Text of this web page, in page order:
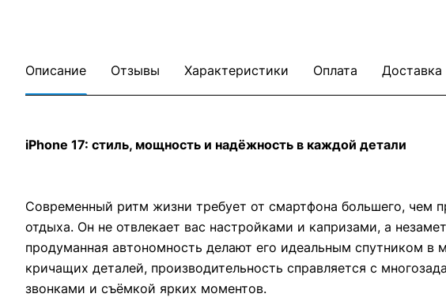
Описание Отзывы Характеристики Оплата Доставка
iPhone 17: стиль, мощность и надёжность в каждой детали
Современный ритм жизни требует от смартфона большего, чем
отдыха. Он не отвлекает вас настройками и капризами, а
продуманная автономность делают его идеальным спутником в
кричащих деталей, производительность справляется с
звонками и съёмкой ярких моментов.